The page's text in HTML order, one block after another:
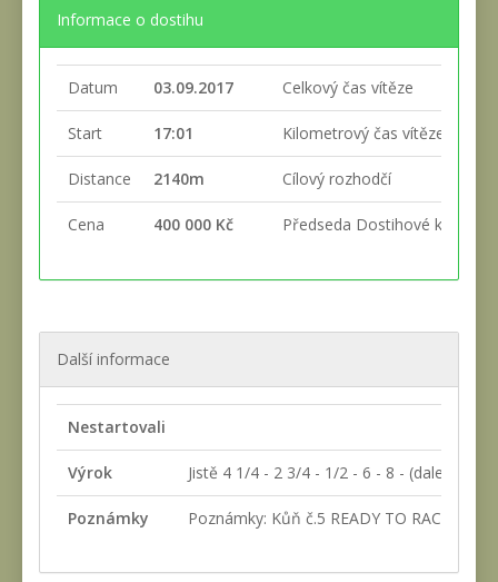
Informace o dostihu
Datum 03.09.2017 Celkový čas vítěze
Start 17:01 Kilometrový čas vítěze
Distance 2140m Cílový rozhodčí
Cena 400 000 Kč Předseda Dostihové komise
Další informace
Nestartovali
Výrok Jistě 4 1/4 - 2 3/4 - 1/2 - 6 - 8 - (daleko)
Poznámky Poznámky: Kůň č.5 READY TO RACE (D)